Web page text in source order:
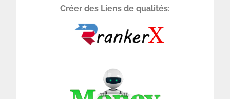
Créer des Liens de qualités: